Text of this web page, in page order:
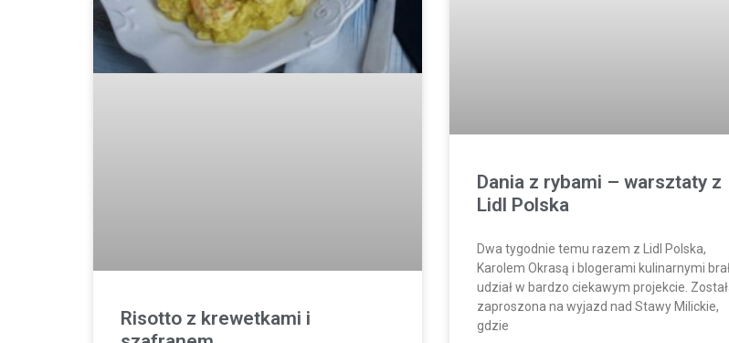
Risotto z krewetkami i
Dania z rybami – warsztaty z
Lidl Polska
Dwa tygodnie temu razem z Lidl Polska,
Karolem Okrasą i blogerami kulinarnymi
udział w bardzo ciekawym projekcie.
zaproszona na wyjazd nad Stawy Milickie,
gdzie